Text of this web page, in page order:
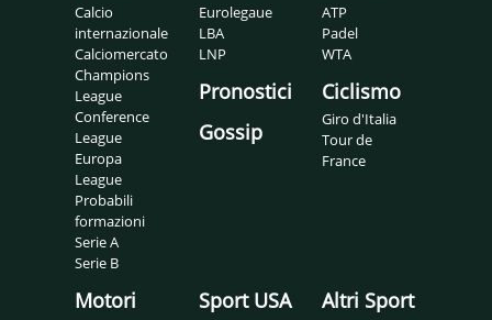
Calcio
internazionale
Calciomercato
Champions
League
Conference
League
Europa
League
Probabili
formazioni
Serie A
Serie B
Eurolegaue
LBA
LNP
Pronostici
Gossip
ATP
Padel
WTA
Ciclismo
Giro d'Italia
Tour de
France
Motori Sport USA Altri Sport